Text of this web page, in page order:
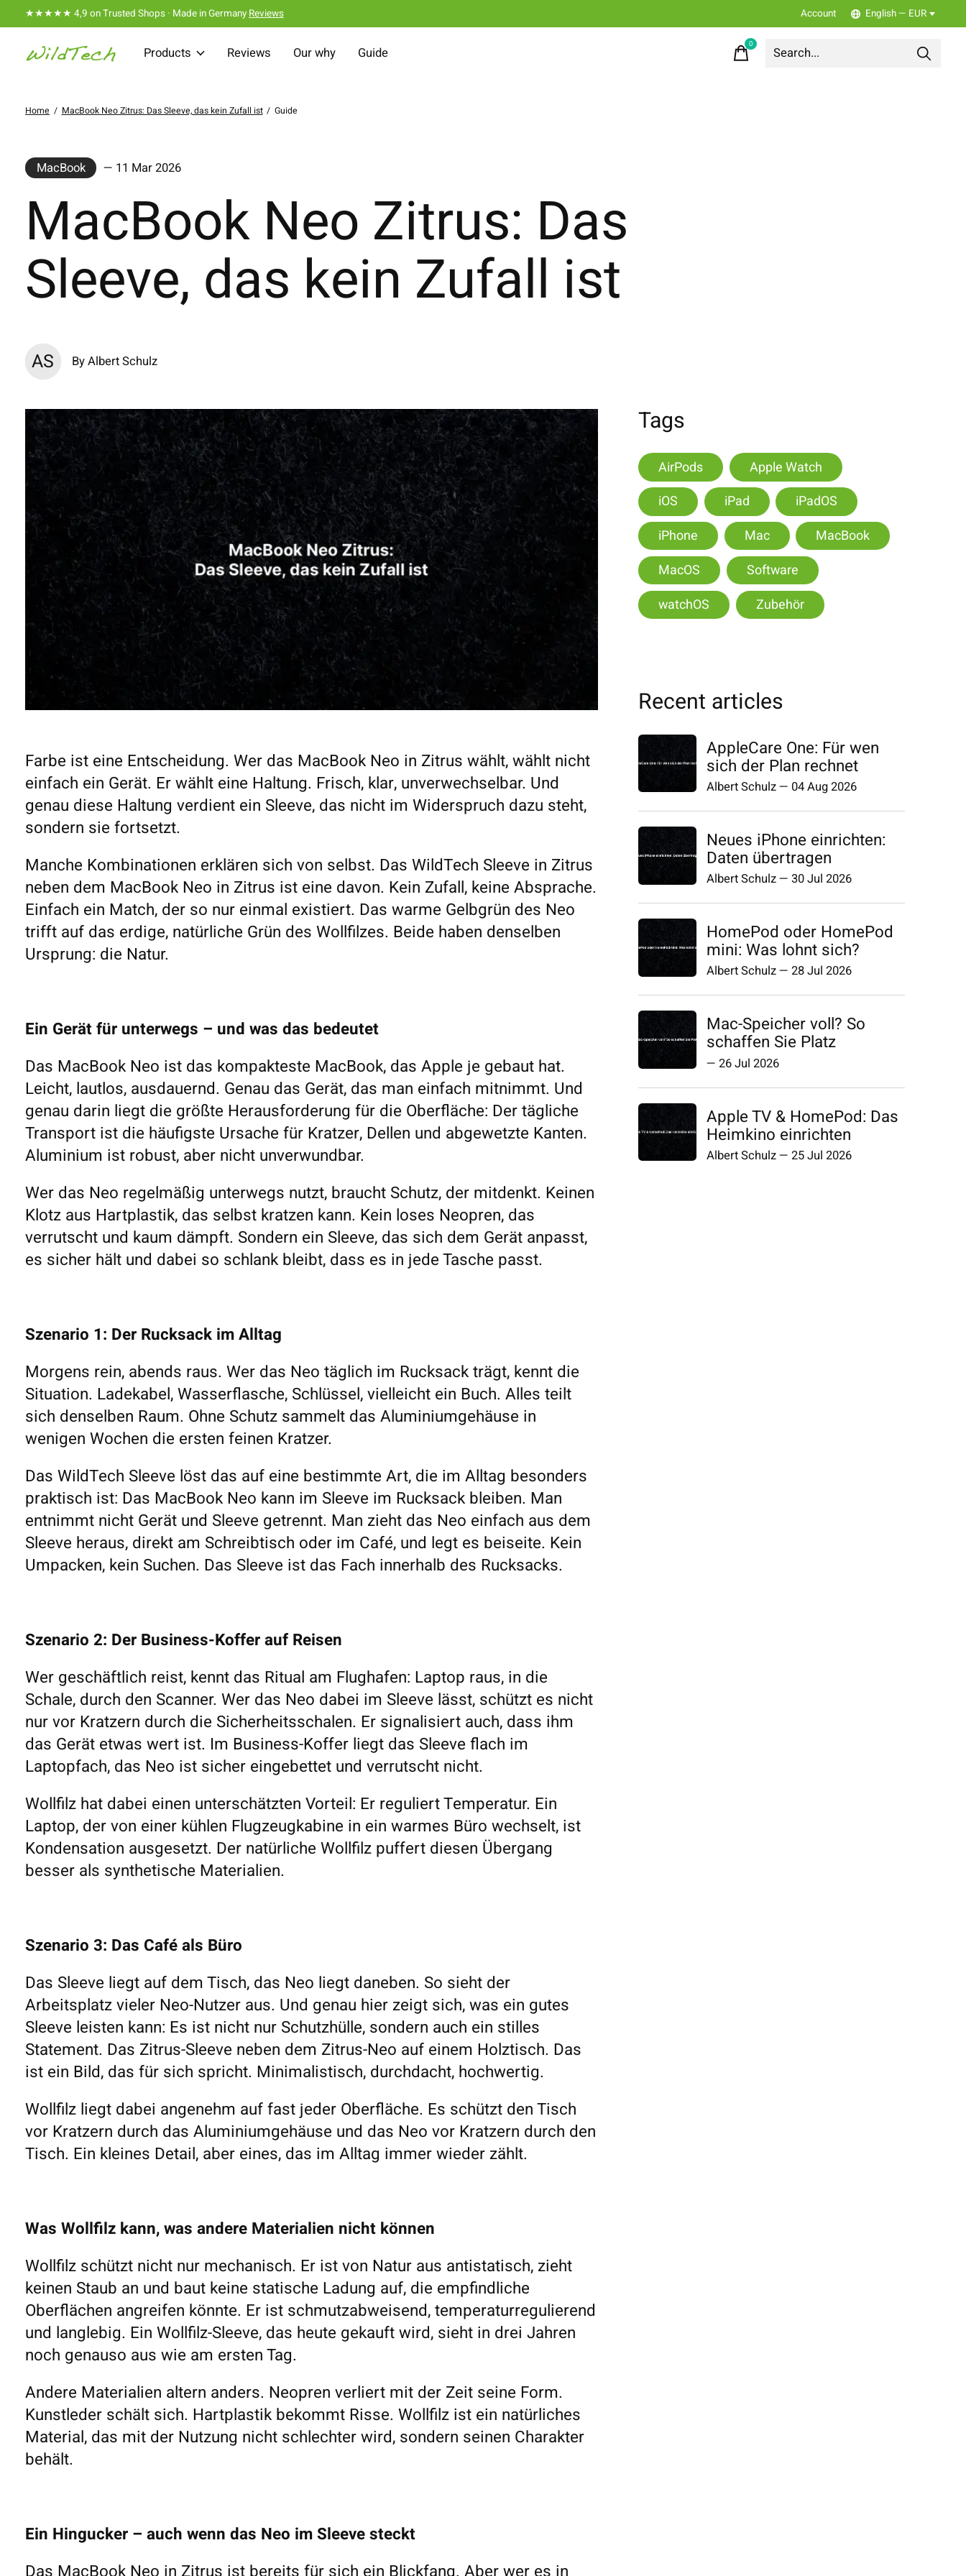
★★★★★ 4,9 on Trusted Shops · Made in GermanyReviews Account English — EUR
Products Reviews Our why Guide
0items
Home / MacBook Neo Zitrus: Das Sleeve, das kein Zufall ist / Guide
MacBook — 11 Mar 2026
MacBook Neo Zitrus: Das
Sleeve, das kein Zufall ist
AS By Albert Schulz
Farbe ist eine Entscheidung. Wer das MacBook Neo in Zitrus wählt, wählt nicht
einfach ein Gerät. Er wählt eine Haltung. Frisch, klar, unverwechselbar. Und
genau diese Haltung verdient ein Sleeve, das nicht im Widerspruch dazu steht,
sondern sie fortsetzt.
Manche Kombinationen erklären sich von selbst. Das WildTech Sleeve in Zitrus
neben dem MacBook Neo in Zitrus ist eine davon. Kein Zufall, keine Absprache.
Einfach ein Match, der so nur einmal existiert. Das warme Gelbgrün des Neo
trifft auf das erdige, natürliche Grün des Wollfilzes. Beide haben denselben
Ursprung: die Natur.
Ein Gerät für unterwegs – und was das bedeutet
Das MacBook Neo ist das kompakteste MacBook, das Apple je gebaut hat.
Leicht, lautlos, ausdauernd. Genau das Gerät, das man einfach mitnimmt. Und
genau darin liegt die größte Herausforderung für die Oberfläche: Der tägliche
Transport ist die häufigste Ursache für Kratzer, Dellen und abgewetzte Kanten.
Aluminium ist robust, aber nicht unverwundbar.
Wer das Neo regelmäßig unterwegs nutzt, braucht Schutz, der mitdenkt. Keinen
Klotz aus Hartplastik, das selbst kratzen kann. Kein loses Neopren, das
verrutscht und kaum dämpft. Sondern ein Sleeve, das sich dem Gerät anpasst,
es sicher hält und dabei so schlank bleibt, dass es in jede Tasche passt.
Szenario 1: Der Rucksack im Alltag
Morgens rein, abends raus. Wer das Neo täglich im Rucksack trägt, kennt die
Situation. Ladekabel, Wasserflasche, Schlüssel, vielleicht ein Buch. Alles teilt
sich denselben Raum. Ohne Schutz sammelt das Aluminiumgehäuse in
wenigen Wochen die ersten feinen Kratzer.
Das WildTech Sleeve löst das auf eine bestimmte Art, die im Alltag besonders
praktisch ist: Das MacBook Neo kann im Sleeve im Rucksack bleiben. Man
entnimmt nicht Gerät und Sleeve getrennt. Man zieht das Neo einfach aus dem
Sleeve heraus, direkt am Schreibtisch oder im Café, und legt es beiseite. Kein
Umpacken, kein Suchen. Das Sleeve ist das Fach innerhalb des Rucksacks.
Szenario 2: Der Business-Koffer auf Reisen
Wer geschäftlich reist, kennt das Ritual am Flughafen: Laptop raus, in die
Schale, durch den Scanner. Wer das Neo dabei im Sleeve lässt, schützt es nicht
nur vor Kratzern durch die Sicherheitsschalen. Er signalisiert auch, dass ihm
das Gerät etwas wert ist. Im Business-Koffer liegt das Sleeve flach im
Laptopfach, das Neo ist sicher eingebettet und verrutscht nicht.
Wollfilz hat dabei einen unterschätzten Vorteil: Er reguliert Temperatur. Ein
Laptop, der von einer kühlen Flugzeugkabine in ein warmes Büro wechselt, ist
Kondensation ausgesetzt. Der natürliche Wollfilz puffert diesen Übergang
besser als synthetische Materialien.
Szenario 3: Das Café als Büro
Das Sleeve liegt auf dem Tisch, das Neo liegt daneben. So sieht der
Arbeitsplatz vieler Neo-Nutzer aus. Und genau hier zeigt sich, was ein gutes
Sleeve leisten kann: Es ist nicht nur Schutzhülle, sondern auch ein stilles
Statement. Das Zitrus-Sleeve neben dem Zitrus-Neo auf einem Holztisch. Das
ist ein Bild, das für sich spricht. Minimalistisch, durchdacht, hochwertig.
Wollfilz liegt dabei angenehm auf fast jeder Oberfläche. Es schützt den Tisch
vor Kratzern durch das Aluminiumgehäuse und das Neo vor Kratzern durch den
Tisch. Ein kleines Detail, aber eines, das im Alltag immer wieder zählt.
Was Wollfilz kann, was andere Materialien nicht können
Wollfilz schützt nicht nur mechanisch. Er ist von Natur aus antistatisch, zieht
keinen Staub an und baut keine statische Ladung auf, die empfindliche
Oberflächen angreifen könnte. Er ist schmutzabweisend, temperaturregulierend
und langlebig. Ein Wollfilz-Sleeve, das heute gekauft wird, sieht in drei Jahren
noch genauso aus wie am ersten Tag.
Andere Materialien altern anders. Neopren verliert mit der Zeit seine Form.
Kunstleder schält sich. Hartplastik bekommt Risse. Wollfilz ist ein natürliches
Material, das mit der Nutzung nicht schlechter wird, sondern seinen Charakter
behält.
Ein Hingucker – auch wenn das Neo im Sleeve steckt
Tags
AirPods
Apple Watch
iOS
iPad
iPadOS
iPhone
Mac
MacBook
MacOS
Software
watchOS
Zubehör
Recent articles
AppleCare One: Für wen
sich der Plan rechnet
Albert Schulz— 04 Aug 2026
Neues iPhone einrichten:
Daten übertragen
Albert Schulz— 30 Jul 2026
HomePod oder HomePod
mini: Was lohnt sich?
Albert Schulz— 28 Jul 2026
Mac-Speicher voll? So
schaffen Sie Platz
— 26 Jul 2026
Apple TV & HomePod: Das
Heimkino einrichten
Albert Schulz— 25 Jul 2026